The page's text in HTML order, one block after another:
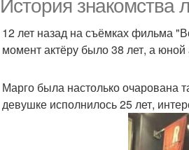
История знакомства
12 лет назад на съёмках фильма
момент актёру было 38 лет, а юной
Марго была настолько очарована
девушке исполнилось 25 лет,